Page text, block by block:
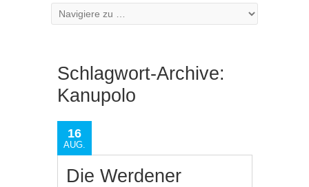
Schlagwort-Archive:
Kanupolo
16
AUG.
Die Werdener